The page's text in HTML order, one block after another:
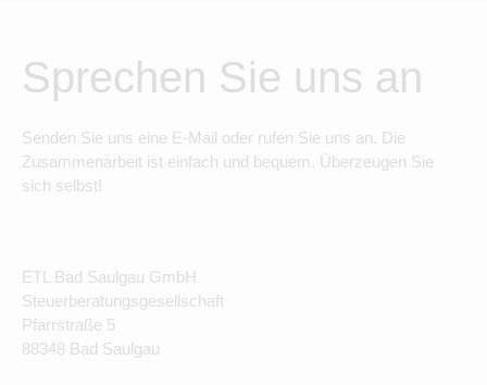
Sprechen Sie uns an
Senden Sie uns eine E-Mail oder rufen Sie uns an. Die
Zusammenarbeit ist einfach und bequem. Überzeugen Sie
sich selbst!
ETL Bad Saulgau GmbH
Steuerberatungsgesellschaft
Pfarrstraße 5
88348 Bad Saulgau